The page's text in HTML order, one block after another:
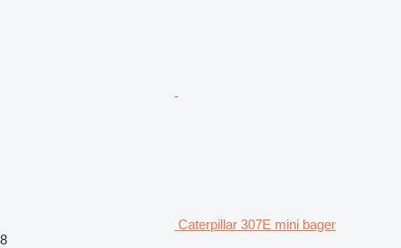
Caterpillar 307E mini bager
8